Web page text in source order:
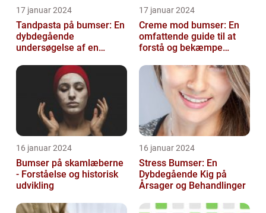
17 januar 2024
Tandpasta på bumser: En
dybdegående
undersøgelse af en
skønhedsanbefaling
17 januar 2024
Creme mod bumser: En
omfattende guide til at
forstå og bekæmpe
16 januar 2024
Bumser på skamlæberne
- Forståelse og historisk
udvikling
16 januar 2024
Stress Bumser: En
Dybdegående Kig på
Årsager og Behandlinger